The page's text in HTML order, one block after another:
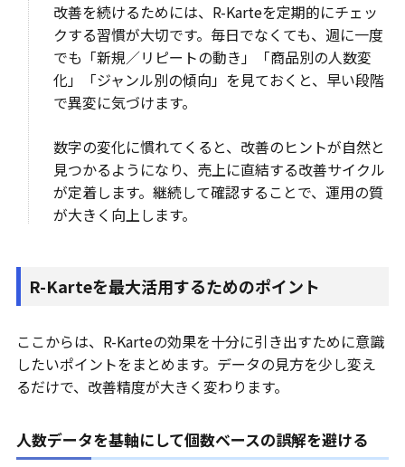
改善を続けるためには、R-Karteを定期的にチェッ
クする習慣が大切です。毎日でなくても、週に一度
でも「新規／リピートの動き」「商品別の人数変
化」「ジャンル別の傾向」を見ておくと、早い段階
で異変に気づけます。
数字の変化に慣れてくると、改善のヒントが自然と
見つかるようになり、売上に直結する改善サイクル
が定着します。継続して確認することで、運用の質
が大きく向上します。
R-Karteを最大活用するためのポイント
ここからは、R-Karteの効果を十分に引き出すために意識
したいポイントをまとめます。データの見方を少し変え
るだけで、改善精度が大きく変わります。
人数データを基軸にして個数ベースの誤解を避ける